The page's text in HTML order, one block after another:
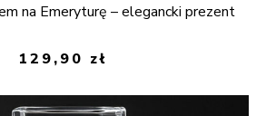
na Emeryturę – elegancki prezent
129,90 zł